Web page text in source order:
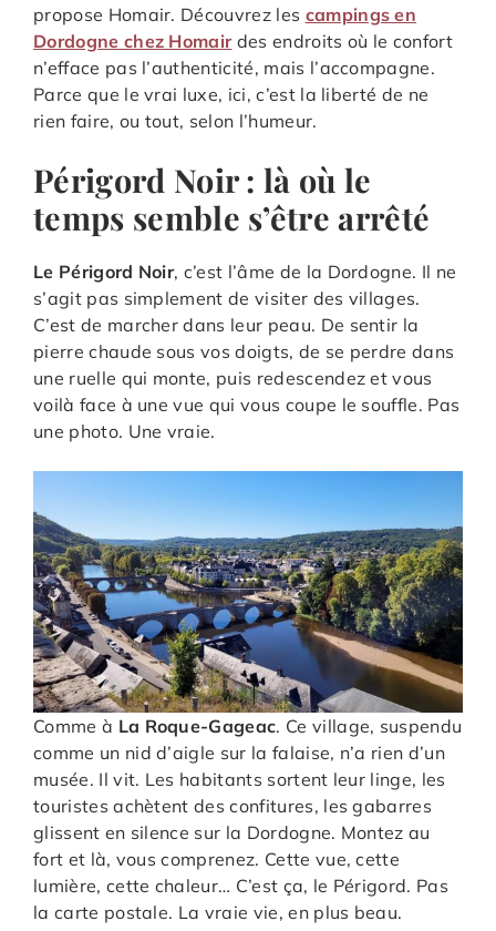
propose Homair. Découvrez les campings en
Dordogne chez Homairdes endroits où le confort
n’efface pas l’authenticité, mais l’accompagne.
Parce que le vrai luxe, ici, c’est la liberté de ne
rien faire, ou tout, selon l’humeur.
Périgord Noir : là où le
temps semble s’être arrêté
Le Périgord Noir, c’est l’âme de la Dordogne. Il ne
s’agit pas simplement de visiter des villages.
C’est de marcher dans leur peau. De sentir la
pierre chaude sous vos doigts, de se perdre dans
une ruelle qui monte, puis redescendez et vous
voilà face à une vue qui vous coupe le souffle. Pas
une photo. Une vraie.
Comme à La Roque-Gageac. Ce village, suspendu
comme un nid d’aigle sur la falaise, n’a rien d’un
musée. Il vit. Les habitants sortent leur linge, les
touristes achètent des confitures, les gabarres
glissent en silence sur la Dordogne. Montez au
fort et là, vous comprenez. Cette vue, cette
lumière, cette chaleur… C’est ça, le Périgord. Pas
la carte postale. La vraie vie, en plus beau.